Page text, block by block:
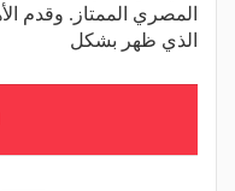
المصري الممتاز. وقدم
الذي ظهر بشكل